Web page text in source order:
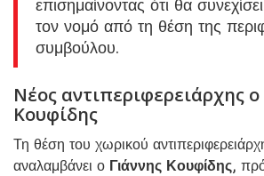
επισημαίνοντας ότι θα
τον νομό από τη θέση της
συμβούλου.
Νέος αντιπεριφερειάρχης ο
Κουφίδης
Τη θέση του χωρικού
αναλαμβάνει ο Γιάννης Κουφίδης,